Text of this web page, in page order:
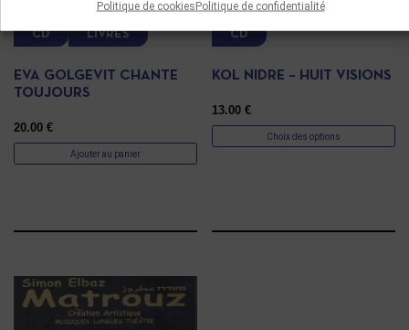
Politique de cookiesPolitique de confidentialité
CD LIVRES
EVA GOLGEVIT CHANTE
TOUJOURS
20.00 €
Ajouter au panier
CD
KOL NIDRE – HUIT VISIONS
13.00€
Choix des options